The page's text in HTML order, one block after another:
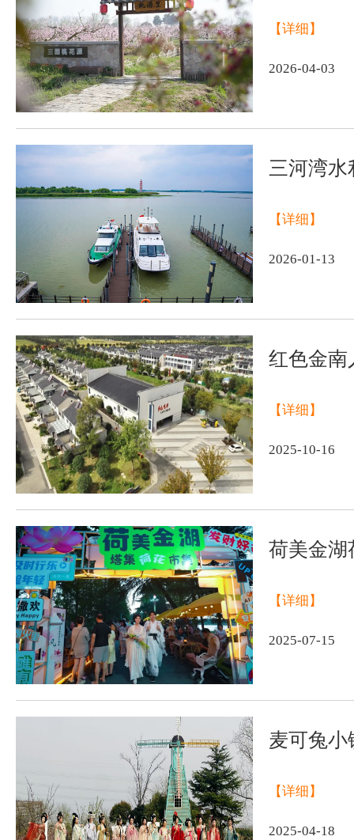
【详细】
2026-04-03
三河湾水
【详细】
2026-01-13
红色金南
【详细】
2025-10-16
荷美金湖
【详细】
2025-07-15
麦可兔小
【详细】
2025-04-18